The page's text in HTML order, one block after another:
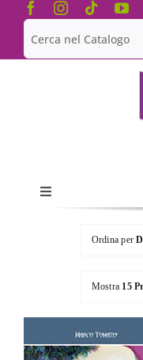
Salta
contenuto
Cerca
per:
Toggle
Navigation
Chi siamo
Le Collane
Catalogo
Ordina per
Mostra 15